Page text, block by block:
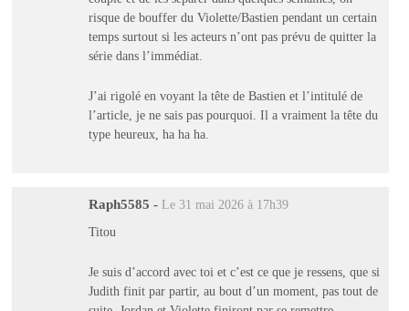
risque de bouffer du Violette/Bastien pendant un certain
temps surtout si les acteurs n’ont pas prévu de quitter la
série dans l’immédiat.
J’ai rigolé en voyant la tête de Bastien et l’intitulé de
l’article, je ne sais pas pourquoi. Il a vraiment la tête du
type heureux, ha ha ha.
Raph5585 - Le 31 mai 2026 à 17h39
Titou
Je suis d’accord avec toi et c’est ce que je ressens, que si
Judith finit par partir, au bout d’un moment, pas tout de